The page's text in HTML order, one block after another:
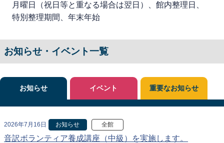
月曜日（祝日等と重なる場合は翌日）、館内整理日、
特別整理期間、年末年始
お知らせ・イベント一覧
お知らせ
2026年7月16日 お知らせ 全館
音訳ボランティア養成講座（中級）を実施します。
イベント 重要なお知らせ